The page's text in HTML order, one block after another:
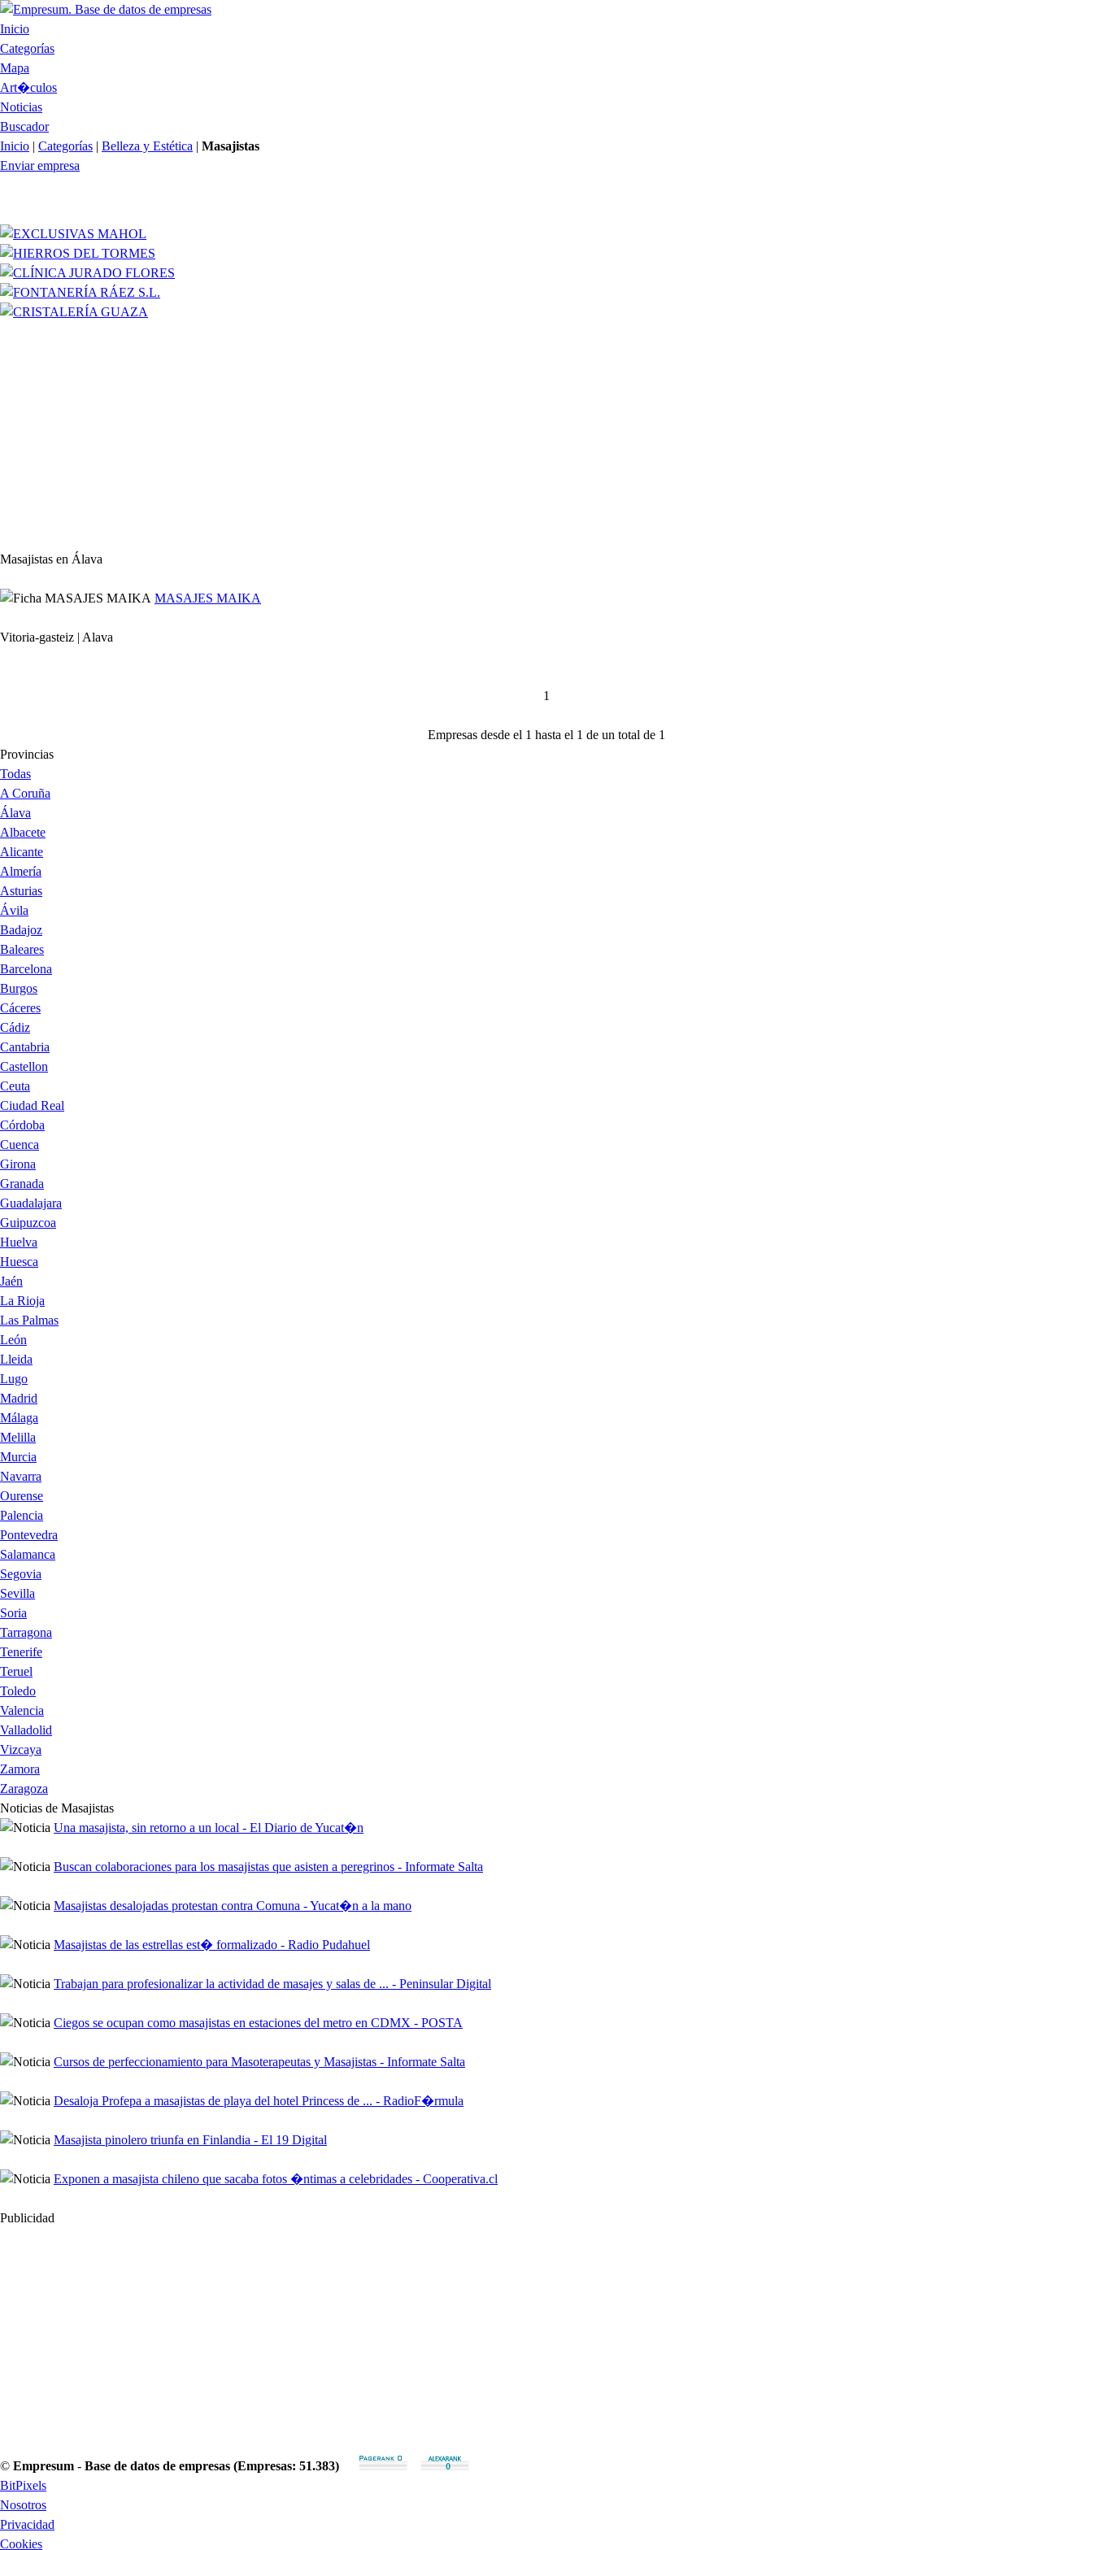
Inicio
Categorías
Mapa
Art�culos
Noticias
Buscador
Inicio | Categorías | Belleza y Estética | Masajistas
Enviar empresa
Masajistas en Álava
MASAJES MAIKA
Vitoria-gasteiz | Alava
1
Empresas desde el 1 hasta el 1 de un total de 1
Provincias
Todas
A Coruña
Álava
Albacete
Alicante
Almería
Asturias
Ávila
Badajoz
Baleares
Barcelona
Burgos
Cáceres
Cádiz
Cantabria
Castellon
Ceuta
Ciudad Real
Córdoba
Cuenca
Girona
Granada
Guadalajara
Guipuzcoa
Huelva
Huesca
Jaén
La Rioja
Las Palmas
León
Lleida
Lugo
Madrid
Málaga
Melilla
Murcia
Navarra
Ourense
Palencia
Pontevedra
Salamanca
Segovia
Sevilla
Soria
Tarragona
Tenerife
Teruel
Toledo
Valencia
Valladolid
Vizcaya
Zamora
Zaragoza
Noticias de Masajistas
Una masajista, sin retorno a un local - El Diario de Yucat�n
Buscan colaboraciones para los masajistas que asisten a peregrinos - Informate Salta
Masajistas desalojadas protestan contra Comuna - Yucat�n a la mano
Masajistas de las estrellas est� formalizado - Radio Pudahuel
Trabajan para profesionalizar la actividad de masajes y salas de ... - Peninsular Digital
Ciegos se ocupan como masajistas en estaciones del metro en CDMX - POSTA
Cursos de perfeccionamiento para Masoterapeutas y Masajistas - Informate Salta
Desaloja Profepa a masajistas de playa del hotel Princess de ... - RadioF�rmula
Masajista pinolero triunfa en Finlandia - El 19 Digital
Exponen a masajista chileno que sacaba fotos �ntimas a celebridades - Cooperativa.cl
Publicidad
© Empresum - Base de datos de empresas (Empresas: 51.383)
BitPixels
Nosotros
Privacidad
Cookies